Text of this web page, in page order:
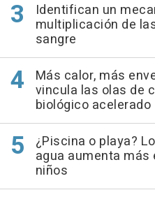
Identifican un
multiplicación de
sangre
Más calor, más
vincula las olas de
biológico acelerado
¿Piscina o playa?
agua aumenta
niños